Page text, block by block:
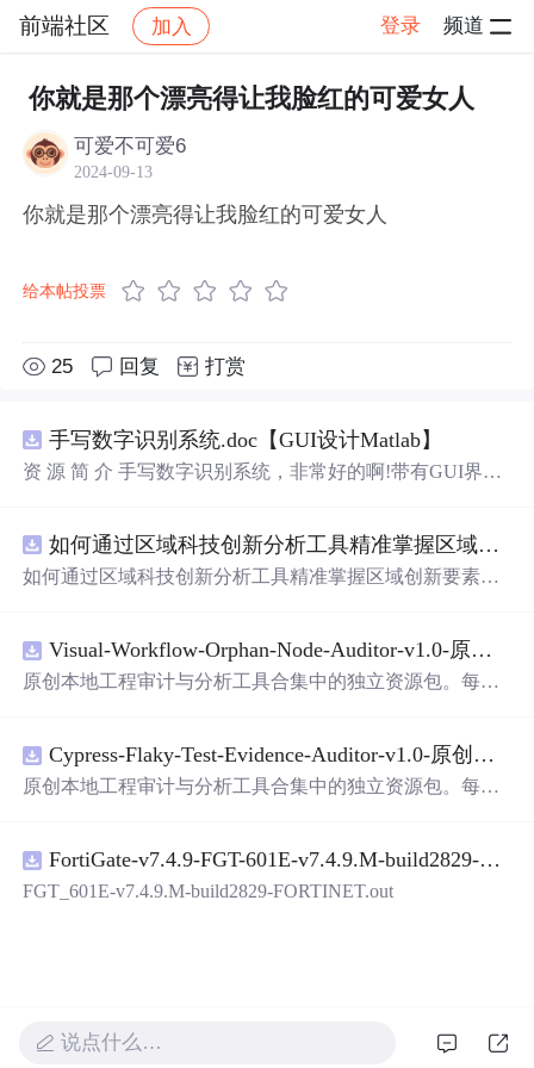
前端社区 加入 登录 频道
社区 前端社区 感慨 帖子详情
你就是那个漂亮得让我脸红的可爱女人
可爱不可爱6
2024-09-13
你就是那个漂亮得让我脸红的可爱女人
给本帖投票
25 回复 打赏
手写数字识别系统.doc【GUI设计Matlab】
资 源 简 介 手写数字识别系统，非常好的啊!带有GUI界
带有直观的图形用户界面（GUI），非常容易使用。你只
需要将手写数字输入系统，它将立即给出准确的识别结
是一个非常方便和实用的工具，你一定会喜欢它的！
如何通过区域科技创新分析工具精准掌握区域创新要素分布与产业链融合现状？.docx
如何通过区域科技创新分析工具精准掌握区域创新要素分
Visual-Workflow-Orphan-Node-Auditor-v1.0-原创源码与文档.zip
原创本地工程审计与分析工具合集中的独立资源包。每个
README、运行说明、功能清单、MIT License及原创与授
权声明。解压后进入project目录，执行npm test验证算法，
目源码、Logo、官方截图、论文、生产日志或其他受限素
材。适合前端开发、AI应用工程、测试审计和课程实践。
Cypress-Flaky-Test-Evidence-Auditor-v1.0-原创源码与文档.zip
原创本地工程审计与分析工具合集中的独立资源包。每个
README、运行说明、功能清单、MIT License及原创与授
权声明。解压后进入project目录，执行npm test验证算法，
FortiGate-v7.4.9-FGT-601E-v7.4.9.M-build2829-FORTINET.out
FGT_601E-v7.4.9.M-build2829-FORTINET.out
说点什么…